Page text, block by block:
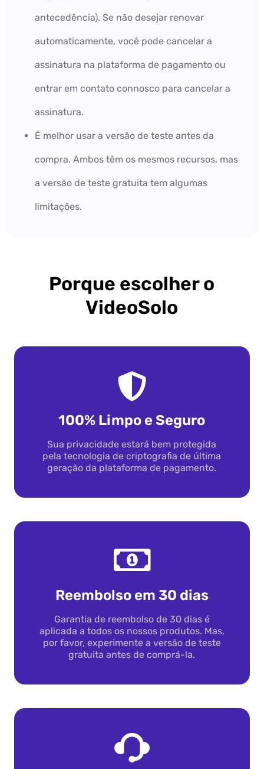
antecedência). Se não desejar renovar
automaticamente, você pode cancelar a
assinatura na plataforma de pagamento ou
entrar em contato connosco para cancelar a
assinatura.
É melhor usar a versão de teste antes da
compra. Ambos têm os mesmos recursos, mas
a versão de teste gratuita tem algumas
limitações.
Porque escolher o
VideoSolo
100% Limpo e Seguro
Sua privacidade estará bem protegida
pela tecnologia de criptografia de última
geração da plataforma de pagamento.
Reembolso em 30 dias
Garantia de reembolso de 30 dias é
aplicada a todos os nossos produtos. Mas,
por favor, experimente a versão de teste
gratuita antes de comprá-la.